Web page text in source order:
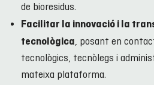
de bioresidus.
Facilitar la innovació i la
tecnològica, posant en
tecnològics, tecnòlegs i
mateixa plataforma.